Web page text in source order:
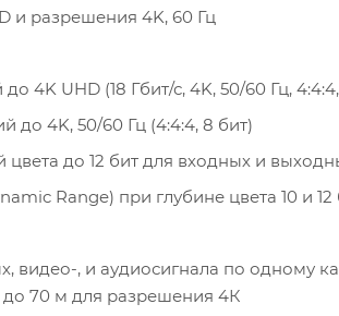
и разрешения 4K, 60 Гц
4K UHD (18 Гбит/с, 4K, 50/60 Гц,
4K, 50/60 Гц (4:4:4, 8 бит)
до 12 бит для входных и
Range) при глубине цвета 10 и 12
видео-, и аудиосигнала по одному
70 м для разрешения 4К